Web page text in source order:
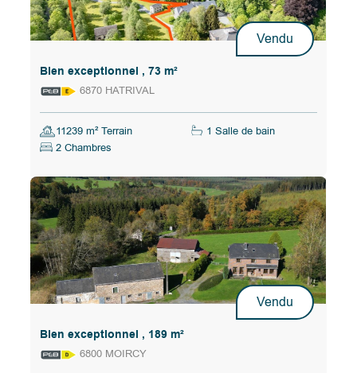
Vendu
Bien exceptionnel , 73 m²
6870 HATRIVAL
11239 m² Terrain
1 Salle de bain
2 Chambres
Vendu
Bien exceptionnel , 189 m²
6800 MOIRCY